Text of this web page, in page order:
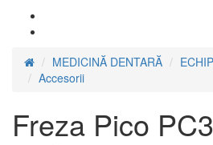
MEDICINĂ DENTARĂ
Accesorii
Freza Pico